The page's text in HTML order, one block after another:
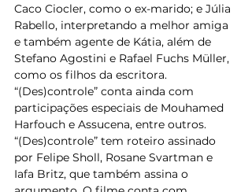
Caco Ciocler, como o ex-marido; e Júlia
Rabello, interpretando a melhor amiga
e também agente de Kátia, além de
Stefano Agostini e Rafael Fuchs Müller,
como os filhos da escritora.
“(Des)controle” conta ainda com
participações especiais de Mouhamed
Harfouch e Assucena, entre outros.
“(Des)controle” tem roteiro assinado
por Felipe Sholl, Rosane Svartman e
Iafa Britz, que também assina o